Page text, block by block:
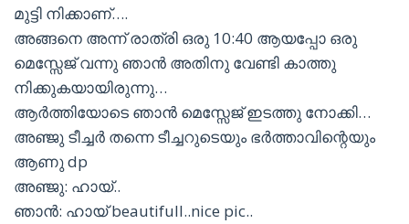
മുട്ടി നിക്കാണ്….
അങ്ങനെ അന്ന് രാത്രി ഒരു 10:40 ആയപ്പോ ഒരു
മെസ്സേജ് വന്നു ഞാൻ അതിനു വേണ്ടി കാത്തു
നിക്കുകയായിരുന്നു…
ആർത്തിയോടെ ഞാൻ മെസ്സേജ് ഇടത്തു നോക്കി…
അഞ്ജു ടീച്ചർ തന്നെ ടീച്ചറുടെയും ഭർത്താവിന്റെയും
ആണു dp
അഞ്ജു: ഹായ്..
ഞാൻ: ഹായ് beautifull..nice pic..